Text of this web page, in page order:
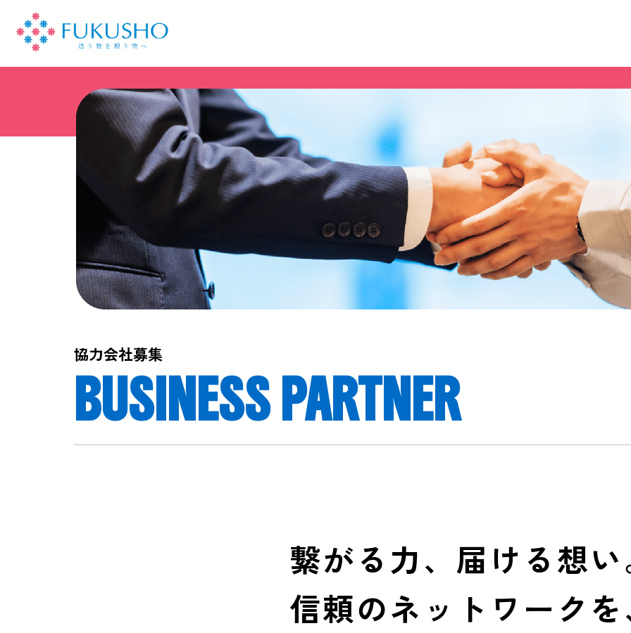
協力会社募集
BUSINESS PARTNER
繋がる力、届ける想
信頼のネットワーク